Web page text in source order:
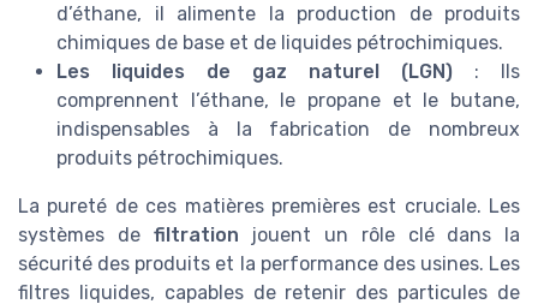
d’éthane, il alimente la production de produits
chimiques de base et de liquides pétrochimiques.
Les liquides de gaz naturel (LGN) : Ils
comprennent l’éthane, le propane et le butane,
indispensables à la fabrication de nombreux
produits pétrochimiques.
La pureté de ces matières premières est cruciale. Les
systèmes de filtration jouent un rôle clé dans la
sécurité des produits et la performance des usines. Les
filtres liquides, capables de retenir des particules de